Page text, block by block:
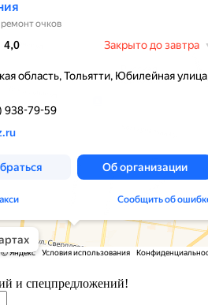
и спецпредложений!